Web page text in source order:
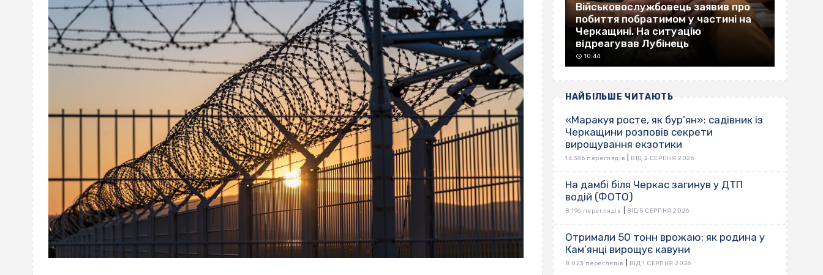
Військовослужбовець заявив про
побиття побратимом у частині на
Черкащині. На ситуацію
відреагував Лубінець
10:44
НАЙБІЛЬШЕ ЧИТАЮТЬ
«Маракуя росте, як бур’ян»: садівник із
Черкащини розповів секрети
вирощування екзотики
14 386 переглядів ВІД 2 СЕРПНЯ 2026
На дамбі біля Черкас загинув у ДТП
водій (ФОТО)
8 196 переглядів ВІД 5 СЕРПНЯ 2026
Отримали 50 тонн врожаю: як родина у
Кам’янці вирощує кавуни
8 023 переглядів ВІД 1 СЕРПНЯ 2026